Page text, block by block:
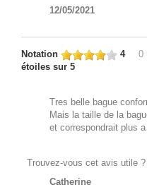
12/05/2021
0
Notation
4
étoiles sur 5
Tres belle bague
Mais la taille de la
et correspondrait plus
Trouvez-vous cet avis utile ?
Catherine